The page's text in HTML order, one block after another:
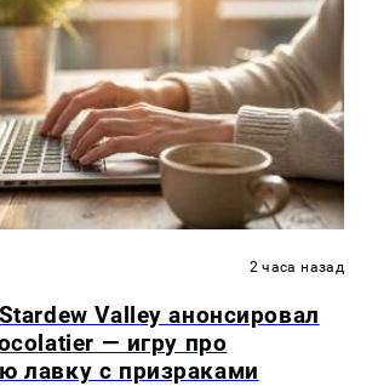
2 часа назад
Valley анонсировал
— игру про
лавку с призраками